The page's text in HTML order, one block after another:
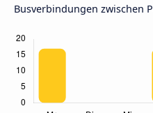
Busverbindungen zwischen